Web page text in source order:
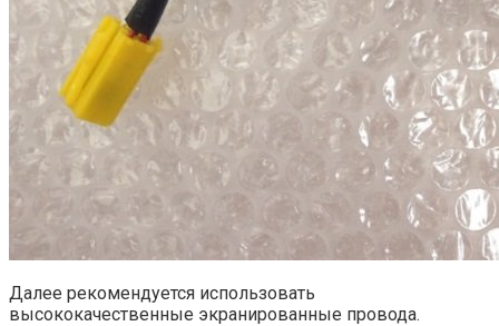
Далее рекомендуется использовать
высококачественные экранированные провода.